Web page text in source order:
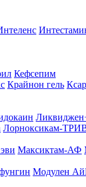
Кефсепим
Крайнон гель
Лорноксикам-
Максиктам-АФ
Модулен